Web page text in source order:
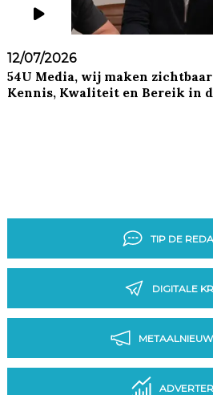
12/07/2026
54U Media, wij maken
Kennis, Kwaliteit en Bereik in
TIP DE
DIGITALE